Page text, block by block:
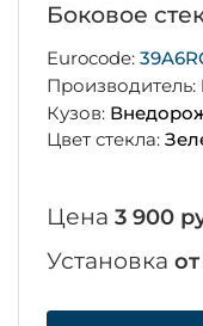
Боковое
Eurocode:
Производитель:
Кузов:
Цвет стекла:
Цена 3 900
Установка